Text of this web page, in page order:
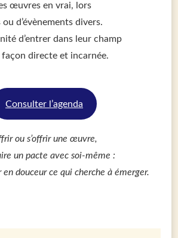
œuvres en vrai, lors
ou d’évènements divers.
d’entrer dans leur champ
directe et incarnée.
Consulter l’agenda
ou s’offrir une œuvre,
un pacte avec soi-même :
en douceur ce qui cherche à émerger.